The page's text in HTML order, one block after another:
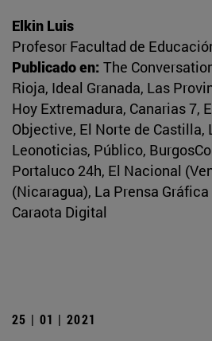
Elkin Luis
Profesor Facultad de
Publicado en: The
Rioja, Ideal Granada, Las
Hoy Extremadura, Canarias 7,
Objective, El Norte de Castilla,
Leonoticias, Público,
Portaluco 24h, El Nacional
(Nicaragua), La Prensa
Caraota Digital
25 | 01 | 2021